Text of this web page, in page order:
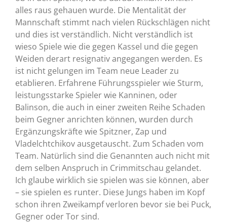
alles raus gehauen wurde. Die Mentalität der
Mannschaft stimmt nach vielen Rückschlägen nicht
und dies ist verständlich. Nicht verständlich ist
wieso Spiele wie die gegen Kassel und die gegen
Weiden derart resignativ angegangen werden. Es
ist nicht gelungen im Team neue Leader zu
etablieren. Erfahrene Führungsspieler wie Sturm,
leistungsstarke Spieler wie Kanninen, oder
Balinson, die auch in einer zweiten Reihe Schaden
beim Gegner anrichten können, wurden durch
Ergänzungskräfte wie Spitzner, Zap und
Vladelchtchikov ausgetauscht. Zum Schaden vom
Team. Natürlich sind die Genannten auch nicht mit
dem selben Anspruch in Crimmitschau gelandet.
Ich glaube wirklich sie spielen was sie können, aber
– sie spielen es runter. Diese Jungs haben im Kopf
schon ihren Zweikampf verloren bevor sie bei Puck,
Gegner oder Tor sind.